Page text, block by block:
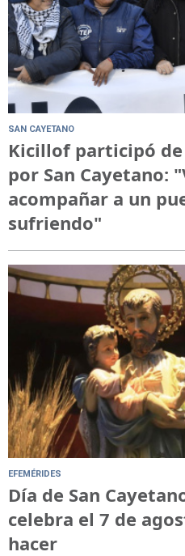
SAN CAYETANO
Kicillof participó
por San Cayetano:
acompañar a un
sufriendo"
EFEMÉRIDES
Día de San
celebra el 7 de
hacer